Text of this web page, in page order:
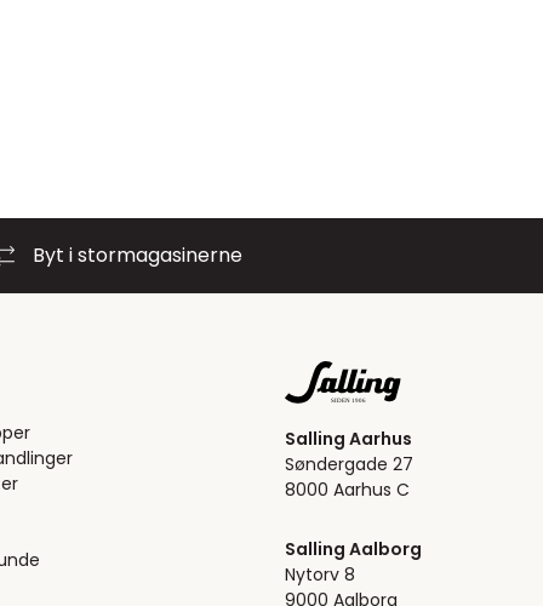
Byt i stormagasinerne
Salling Aarhus
Søndergade 27
8000 Aarhus C
Salling Aalborg
Nytorv 8
9000 Aalborg